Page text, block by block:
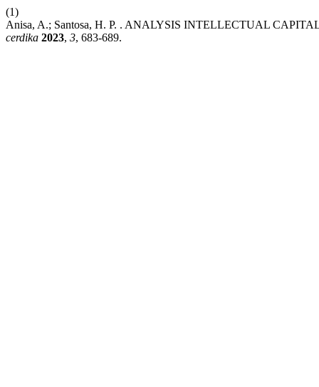
(1)
Anisa, A.; Santosa, H. P. . ANALYSIS INTELLECTUAL
cerdika 2023, 3, 683-689.